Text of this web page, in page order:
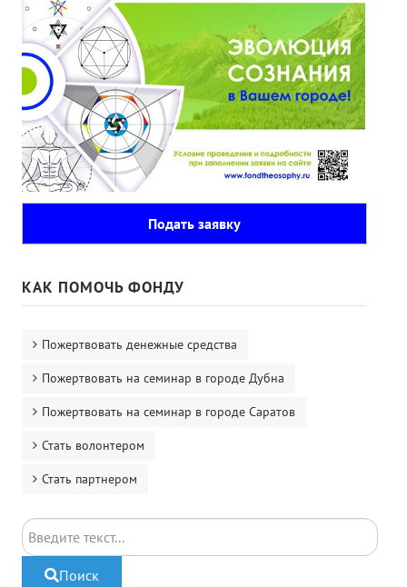
Подать заявку
КАК ПОМОЧЬ ФОНДУ
Пожертвовать денежные средства
Пожертвовать на семинар в городе Дубна
Пожертвовать на семинар в городе Саратов
Стать волонтером
Стать партнером
Поиск
Поиск